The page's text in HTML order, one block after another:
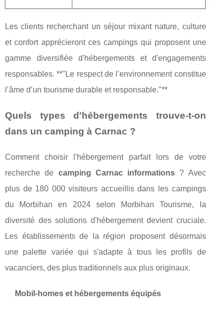
Les clients recherchant un séjour mixant nature, culture
et confort apprécieront ces campings qui proposent une
gamme diversifiée d'hébergements et d'engagements
responsables. **"Le respect de l’environnement constitue
l’âme d’un tourisme durable et responsable."**
Quels types d'hébergements trouve-t-on
dans un camping à Carnac ?
Comment choisir l'hébergement parfait lors de votre
recherche de camping Carnac informations ? Avec
plus de 180 000 visiteurs accueillis dans les campings
du Morbihan en 2024 selon Morbihan Tourisme, la
diversité des solutions d'hébergement devient cruciale.
Les établissements de la région proposent désormais
une palette variée qui s'adapte à tous les profils de
vacanciers, des plus traditionnels aux plus originaux.
Mobil-homes et hébergements équipés